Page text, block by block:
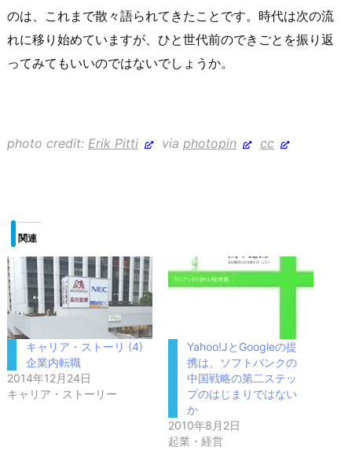
のは、これまで散々語られてきたことです。時代は次の流
れに移り始めていますが、ひと世代前のできごとを振り返
ってみてもいいのではないでしょうか。
photo credit: Erik Pitti via photopin cc
関連
キャリア・ストーリ (4)
企業内転職
2014年12月24日
キャリア・ストーリー
Yahoo!JとGoogleの提
携は、ソフトバンクの
中国戦略の第二ステッ
プのはじまりではない
か
2010年8月2日
起業・経営